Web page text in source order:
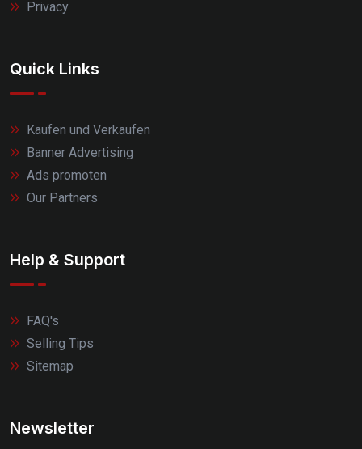
Privacy
Quick Links
Kaufen und Verkaufen
Banner Advertising
Ads promoten
Our Partners
Help & Support
FAQ's
Selling Tips
Sitemap
Newsletter